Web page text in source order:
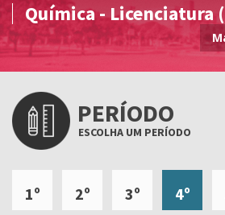
Química - Licenciatura
PERÍODO
ESCOLHA UM PERÍODO
1º 2º 3º 4º